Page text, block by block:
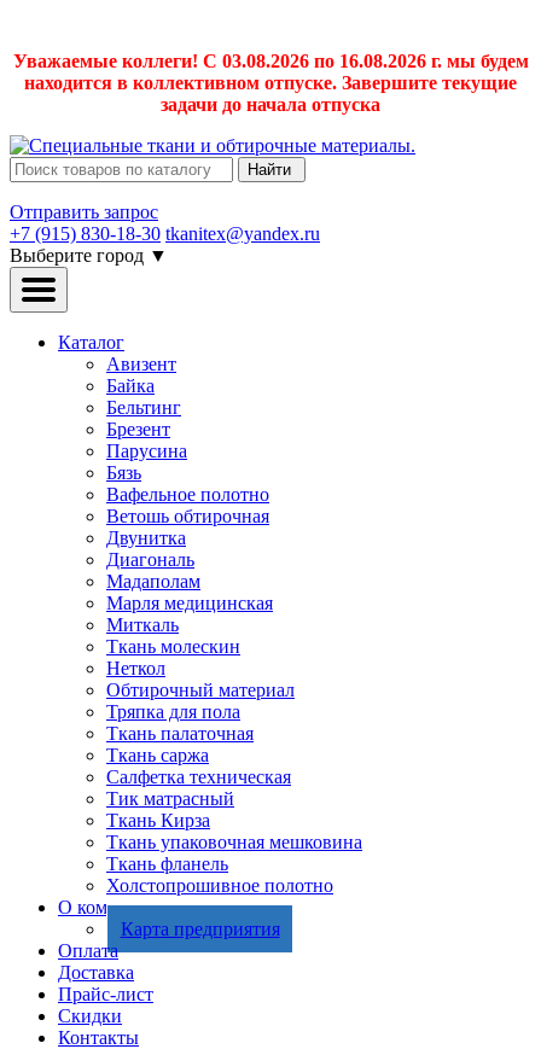
Уважаемые коллеги! С 03.08.2026 по 16.08.2026 г. мы будем
находится в коллективном отпуске. Завершите текущие
задачи до начала отпуска
Найти
Отправить запрос
+7 (915) 830-18-30 tkanitex@yandex.ru
Выберите город ▼
Каталог
Авизент
Байка
Бельтинг
Брезент
Парусина
Бязь
Вафельное полотно
Ветошь обтирочная
Двунитка
Диагональ
Мадаполам
Марля медицинская
Миткаль
Ткань молескин
Неткол
Обтирочный материал
Тряпка для пола
Ткань палаточная
Ткань саржа
Салфетка техническая
Тик матрасный
Ткань Кирза
Ткань упаковочная мешковина
Ткань фланель
Холстопрошивное полотно
О компании
Карта предприятия
Оплата
Доставка
Прайс-лист
Скидки
Контакты